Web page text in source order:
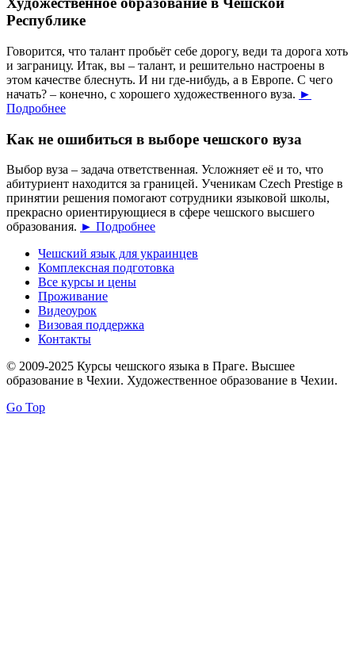
Республике
Говорится, что талант пробьёт себе дорогу, веди та дорога хоть
и заграницу. Итак, вы – талант, и решительно настроены в
этом качестве блеснуть. И ни где-нибудь, а в Европе. С чего
начать? – конечно, с хорошего художественного вуза. ►
Подробнее
Как не ошибиться в выборе чешского вуза
Выбор вуза – задача ответственная. Усложняет её и то, что
абитуриент находится за границей. Ученикам Czech Prestige в
принятии решения помогают сотрудники языковой школы,
прекрасно ориентирующиеся в сфере чешского высшего
образования. ► Подробнее
Чешский язык для украинцев
Комплексная подготовка
Все курсы и цены
Проживание
Видеоурок
Визовая поддержка
Контакты
© 2009-2025 Курсы чешского языка в Праге. Высшее
образование в Чехии. Художественное образование в Чехии.
Go Top